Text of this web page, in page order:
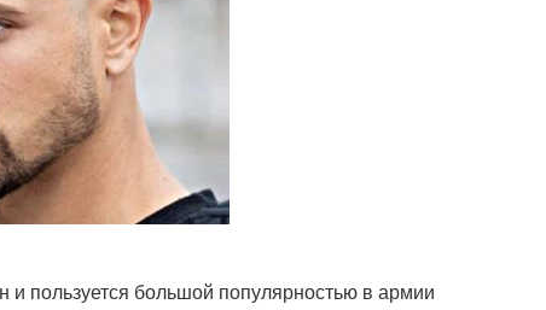
пользуется большой популярностью в армии